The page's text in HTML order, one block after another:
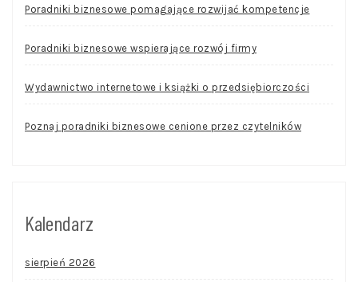
Poradniki biznesowe pomagające rozwijać kompetencje
Poradniki biznesowe wspierające rozwój firmy
Wydawnictwo internetowe i książki o przedsiębiorczości
Poznaj poradniki biznesowe cenione przez czytelników
Kalendarz
sierpień 2026